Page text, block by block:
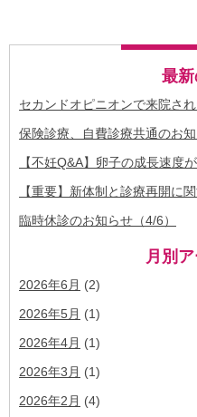
最
セカンドオピニオンで来院さ
保険診療、自費診療共通のお
【不妊Q&A】卵子の成長速度
【重要】新体制と診療再開に
臨時休診のお知らせ（4/6）
月別
2026年6月 (2)
2026年5月 (1)
2026年4月 (1)
2026年3月 (1)
2026年2月 (4)